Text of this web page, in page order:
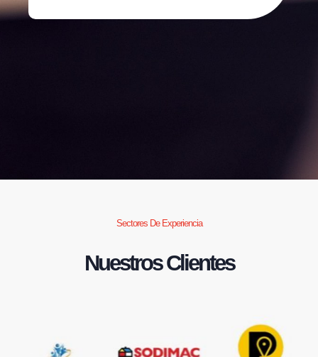
Sectores De Experiencia
Nuestros Clientes